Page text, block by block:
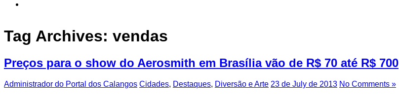
Tag Archives: vendas
Preços para o show do Aerosmith em Brasília vão de R$ 70 até R$ 700
Administrador do Portal dos Calangos Cidades, Destaques, Diversão e Arte 23 de July de 2013 No Comments »